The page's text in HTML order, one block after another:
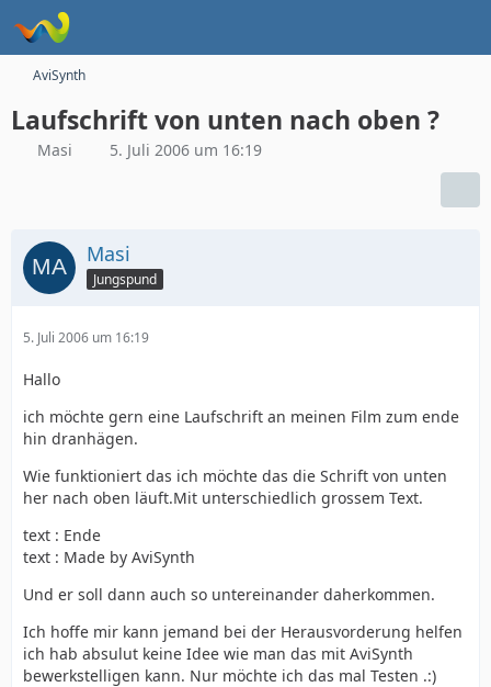
AviSynth
Laufschrift von unten nach oben ?
Masi 5. Juli 2006 um 16:19
Masi
Jungspund
5. Juli 2006 um 16:19
Hallo
ich möchte gern eine Laufschrift an meinen Film zum ende
hin dranhägen.
Wie funktioniert das ich möchte das die Schrift von unten
her nach oben läuft.Mit unterschiedlich grossem Text.
text : Ende
text : Made by AviSynth
Und er soll dann auch so untereinander daherkommen.
Ich hoffe mir kann jemand bei der Herausvorderung helfen
ich hab absulut keine Idee wie man das mit AviSynth
bewerkstelligen kann. Nur möchte ich das mal Testen .:)